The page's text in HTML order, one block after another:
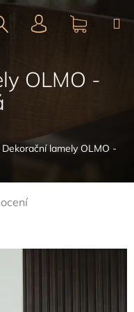
KOŠÍK
Dekorační lamely OLMO -
OLMO -